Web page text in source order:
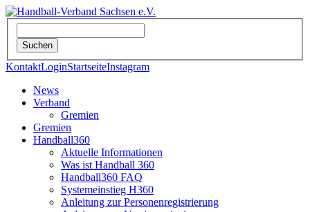
KontaktLoginStartseiteInstagram
News
Verband
Gremien
Gremien
Handball360
Aktuelle Informationen
Was ist Handball 360
Handball360 FAQ
Systemeinstieg H360
Anleitung zur Personenregistrierung